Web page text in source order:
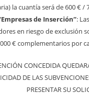
la cuantía será de 600 € /
de Inserción”:
en riesgo de exclusión
€ complementarios por
CONCEDIDA
DE LAS
PRESENTAR SU